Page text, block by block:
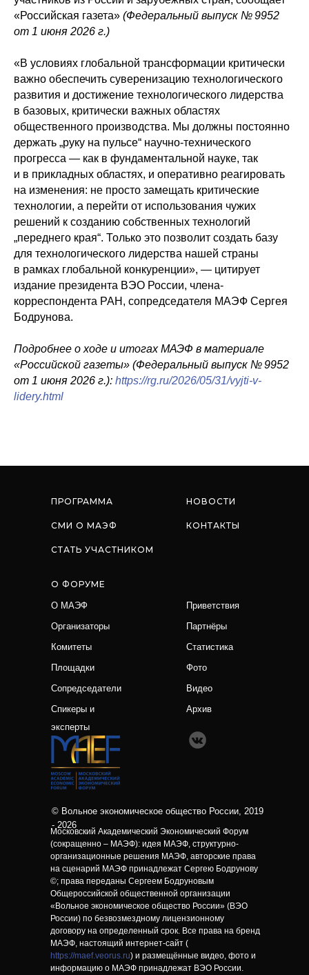
«Российская газета» (Федеральный выпуск № 9952
от 1 июня 2026 г.)
«В условиях глобальной трансформации критически
важно обеспечить суверенизацию технологического
развития и достижение технологического лидерства
в базовых, критически важных областях
общественного производства. Мы должны постоянно
держать „руку на пульсе“ научно-технического
прогресса — как в фундаментальной науке, так
и в прикладных областях, и оперативно реагировать
на изменения: не просто замещать критические
технологии, а перейти от использования чужих
решений к созданию собственных технологий
„переднего края“. Только это позволит создать базу
для технологического лидерства нашей страны
в рамках глобальной конкуренции», — цитирует
издание президента ВЭО России, члена-
корреспондента РАН, сопредседателя МАЭФ Сергея
Бодрунова.
Подробнее о ходе и итогах МАЭФ в материале
«Российской газеты» (Федеральный выпуск № 9952
от 1 июня 2026 г.): https://rg.ru/2026/05/31/vyjti-v-
lidery.html
© Вольное экономическое общество России, 2019
- 2026
ПРОГРАММА
О ФОРУМЕ
О МАЭФ
Площадки
Приветствия
Фото
НОВОСТИ
СМИ О МАЭФ
СТАТЬ УЧАСТНИКОМ
КОНТАКТЫ
Организаторы
Комитеты
Сопредседатели
Спикеры и
эксперты
Партнёры
Статистика
Архив
Видео
Московский Академический Экономический Форум
(сокращенно – МАЭФ): идея МАЭФ, структурно-
организационные решения МАЭФ, авторские права
на сценарий МАЭФ принадлежат Сергею Бодрунову
©; права переданы Сергеем Бодруновым
Общероссийской общественной организации
«Вольное экономическое общество России» (ВЭО
России) по безвозмездному лицензионному
договору на определенный срок. Все права на бренд
МАЭФ, настоящий интернет-сайт (
https://maef.veorus.ru) и размещённые видео, фото и
информацию о МАЭФ принадлежат ВЭО России.